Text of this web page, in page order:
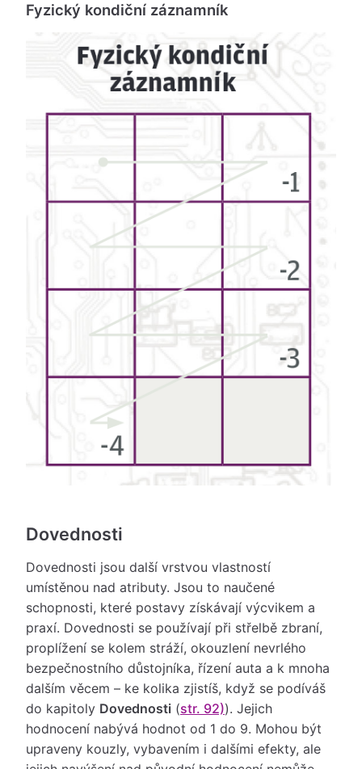
Fyzický kondiční záznamník
Dovednosti
Dovednosti jsou další vrstvou vlastností
umístěnou nad atributy. Jsou to naučené
schopnosti, které postavy získávají výcvikem a
praxí. Dovednosti se používají při střelbě zbraní,
proplížení se kolem stráží, okouzlení nevrlého
bezpečnostního důstojníka, řízení auta a k mnoha
dalším věcem – ke kolika zjistíš, když se podíváš
do kapitoly Dovednosti (str. 92)). Jejich
hodnocení nabývá hodnot od 1 do 9. Mohou být
upraveny kouzly, vybavením i dalšími efekty, ale